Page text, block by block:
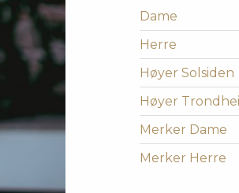
Dame
Herre
Høyer Solsiden
Høyer
Merker Dame
Merker Herre